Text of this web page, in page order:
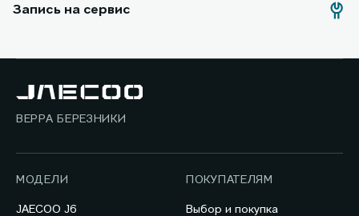
Запись на сервис
ВЕРРА БЕРЕЗНИКИ
МОДЕЛИ
JAECOO J6
ПОКУПАТЕЛЯМ
Выбор и покупка